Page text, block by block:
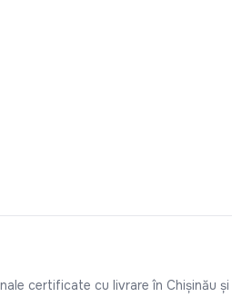
certificate cu livrare în Chișinău și